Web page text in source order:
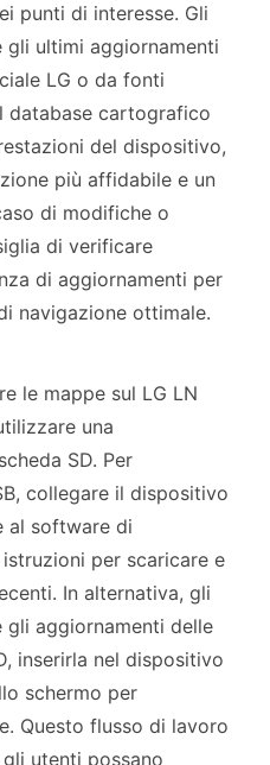
punti di interesse. Gli
gli ultimi aggiornamenti
LG o da fonti
database cartografico
del dispositivo,
più affidabile e un
di modifiche o
di verificare
di aggiornamenti per
navigazione ottimale.
le mappe sul LG LN
una
SD. Per
collegare il dispositivo
al software di
per scaricare e
In alternativa, gli
gli aggiornamenti delle
inserirla nel dispositivo
schermo per
Questo flusso di lavoro
utenti possano